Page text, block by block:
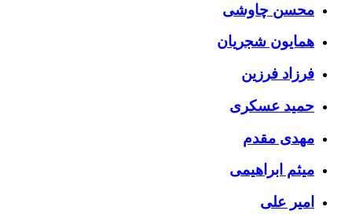
محسن چاوشی
همایون شجریان
فرزاد فرزین
حمید عسکری
مهدی مقدم
میثم ابراهیمی
امیر علی